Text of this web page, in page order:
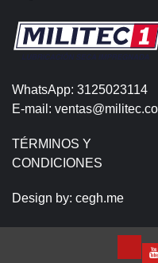
WhatsApp: 3125023114
E-mail: ventas@militec.co
TÉRMINOS Y
CONDICIONES
Design by: cegh.me